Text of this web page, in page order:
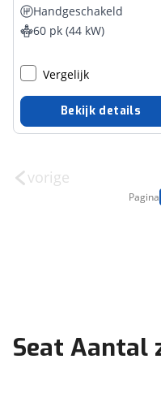
Handgeschakeld
60 pk (44 kW)
Vergelijk
Bekijk details
vorige
Pagina
Seat Aantal